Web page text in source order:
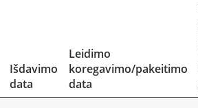
Išdavimo
data
Leidimo
koregavimo/pakeitimo
data